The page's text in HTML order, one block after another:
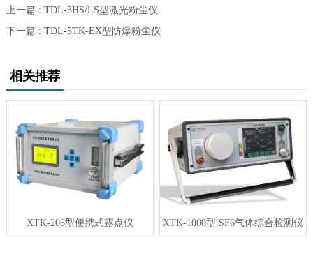
上一篇 : TDL-3HS/LS型激光粉尘仪
下一篇 : TDL-5TK-EX型防爆粉尘仪
相关推荐
XTK-206型便携式露点仪 XTK-1000型 SF6气体综合检测仪